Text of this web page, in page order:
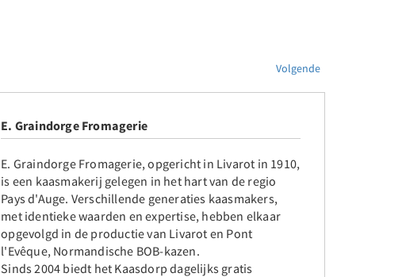
Volgende
E. Graindorge Fromagerie
E. Graindorge Fromagerie, opgericht in Livarot in 1910,
is een kaasmakerij gelegen in het hart van de regio
Pays d'Auge. Verschillende generaties kaasmakers,
met identieke waarden en expertise, hebben elkaar
opgevolgd in de productie van Livarot en Pont
l'Evêque, Normandische BOB-kazen.
Sinds 2004 biedt het Kaasdorp dagelijks gratis